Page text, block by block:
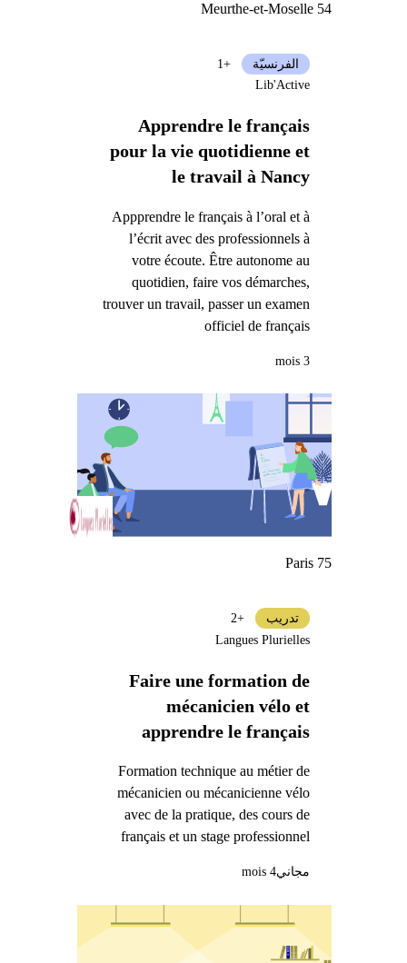
Meurthe-et-Moselle 54
Apprendre le français
pour la vie quotidienne et
le travail à Nancy
Appprendre le français à l’oral et à
l’écrit avec des professionnels à
votre écoute. Être autonome au
quotidien, faire vos démarches,
trouver un travail, passer un examen
officiel de français
الفرنسيّة
+1
Lib'Active
3 mois
Paris 75
Faire une formation de
mécanicien vélo et
apprendre le français
Formation technique au métier de
mécanicien ou mécanicienne vélo
avec de la pratique, des cours de
français et un stage professionnel
تدريب
+2
Langues Plurielles
مجاني4 mois